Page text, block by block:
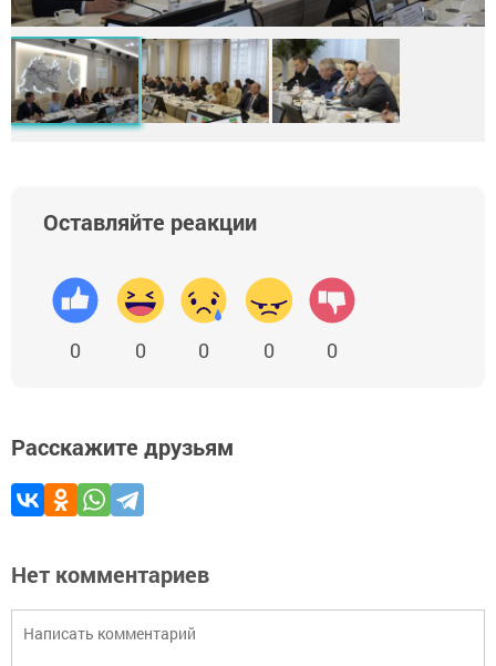
Оставляйте реакции
0 0 0 0 0
Расскажите друзьям
Нет комментариев